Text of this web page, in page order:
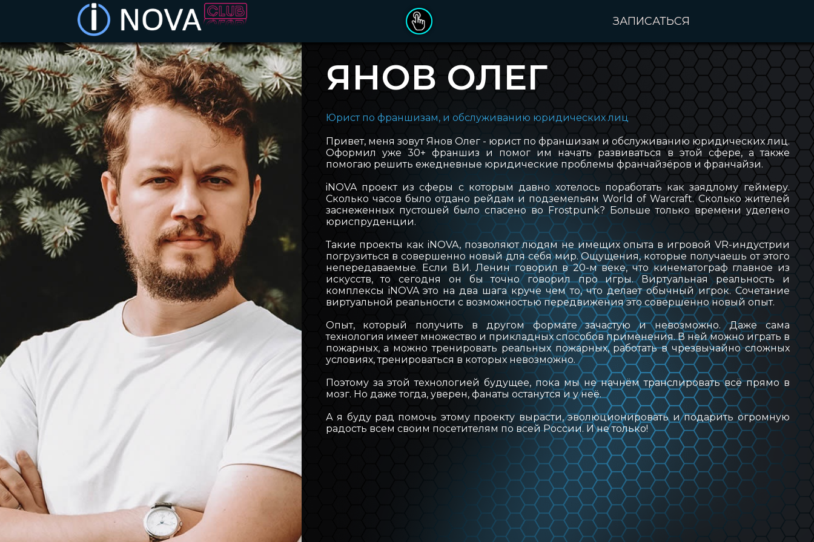
ПОДАРОЧНЫЕ СЕРТИФИКАТЫ
ОПЛАТА ЗАКАЗА
ПРАВИЛА ПОСЕЩЕНИЯ
КАТАЛОГ VR ИГР
О БРЕНДЕ INOVA
КЛУБЫ INOVA
БЛОГ INOVA
ОБРАТНАЯ СВЯЗЬ
ЗАПИСАТЬСЯ
ЯНОВ ОЛЕГ
Юрист по франшизам, и обслуживанию юридических лиц
Привет, меня зовут Янов Олег - юрист по франшизам и обслуживанию юридических лиц.
Оформил уже 30+ франшиз и помог им начать развиваться в этой сфере, а также
помогаю решить ежедневные юридические проблемы франчайзёров и франчайзи.
iNOVA проект из сферы с которым давно хотелось поработать как заядлому геймеру.
Сколько часов было отдано рейдам и подземельям World of Warcraft. Сколько жителей
заснеженных пустошей было спасено во Frostpunk? Больше только времени уделено
юриспруденции.
Такие проекты как iNOVA, позволяют людям не имещих опыта в игровой VR-индустрии
погрузиться в совершенно новый для себя мир. Ощущения, которые получаешь от этого
непередаваемые. Если В.И. Ленин говорил в 20-м веке, что кинематограф главное из
искусств, то сегодня он бы точно говорил про игры. Виртуальная реальность и
комплексы iNOVA это на два шага круче чем то, что делает обычный игрок. Сочетание
виртуальной реальности с возможностью передвижения это совершенно новый опыт.
Опыт, который получить в другом формате зачастую и невозможно. Даже сама
технология имеет множество и прикладных способов применения. В ней можно играть в
пожарных, а можно тренировать реальных пожарных, работать в чрезвычайно сложных
условиях, тренироваться в которых невозможно.
Поэтому за этой технологией будущее, пока мы не начнём транслировать всё прямо в
мозг. Но даже тогда, уверен, фанаты останутся и у неё.
А я буду рад помочь этому проекту вырасти, эволюционировать и подарить огромную
радость всем своим посетителям по всей России. И не только!